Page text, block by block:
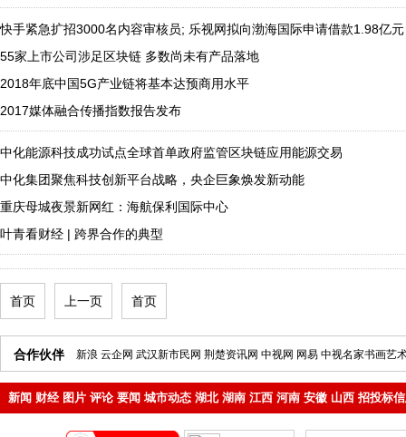
快手紧急扩招3000名内容审核员; 乐视网拟向渤海国际申请借款1.98亿元
55家上市公司涉足区块链 多数尚未有产品落地
2018年底中国5G产业链将基本达预商用水平
2017媒体融合传播指数报告发布
中化能源科技成功试点全球首单政府监管区块链应用能源交易
中化集团聚焦科技创新平台战略，央企巨象焕发新动能
重庆母城夜景新网红：海航保利国际中心
叶青看财经 | 跨界合作的典型
首页 上一页 首页
合作伙伴 新浪 云企网 武汉新市民网 荆楚资讯网 中视网 网易 中视名家书画艺
新闻 财经 图片 评论 要闻 城市动态 湖北 湖南 江西 河南 安徽 山西 招投标